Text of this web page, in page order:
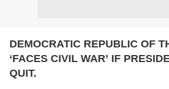
DEMOCRATIC REPUBLIC OF
‘FACES CIVIL WAR’ IF
QUIT.